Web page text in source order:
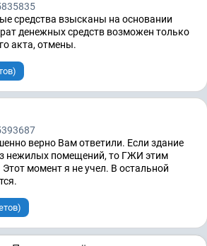
средства взысканы на основании
денежных средств возможен только
акта, отмены.
верно Вам ответили. Если здание
нежилых помещений, то ГЖИ этим
момент я не учел. В остальной